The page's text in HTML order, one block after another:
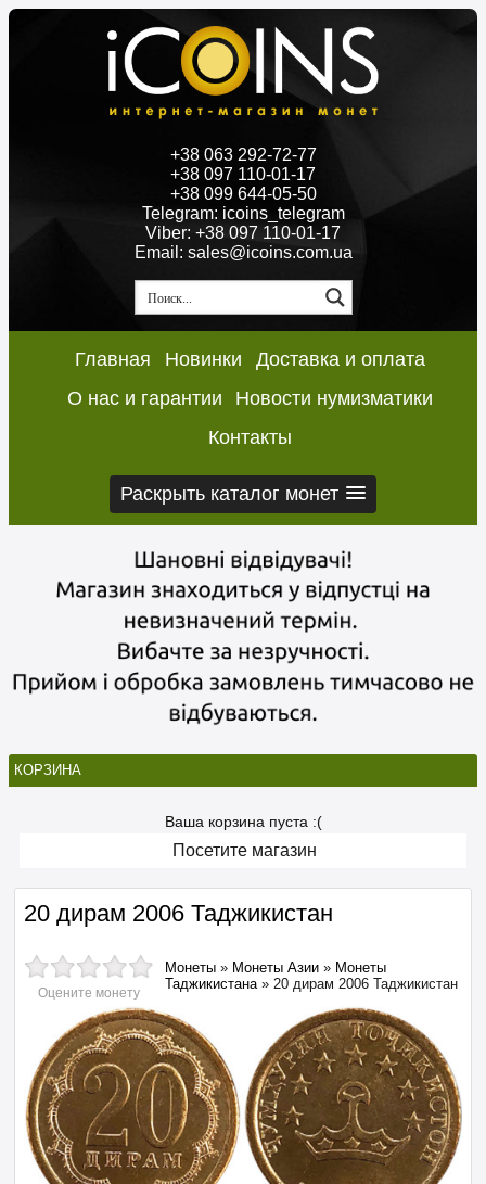
+38 063 292-72-77
+38 097 110-01-17
+38 099 644-05-50
Telegram: icoins_telegram
Viber: +38 097 110-01-17
Email: sales@icoins.com.ua
Главная Новинки
Доставка и оплата
О нас и гарантии
Новости нумизматики
Контакты
Раскрыть каталог монет
КОРЗИНА
Ваша корзина пуста :(
Посетите магазин
20 дирам 2006 Таджикистан
Оцените монету
Монеты » Монеты Азии » Монеты
Таджикистана» 20 дирам 2006 Таджикистан